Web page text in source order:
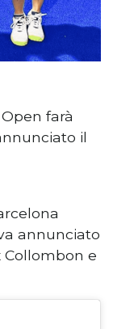
farà
il
annunciato
Collombon e